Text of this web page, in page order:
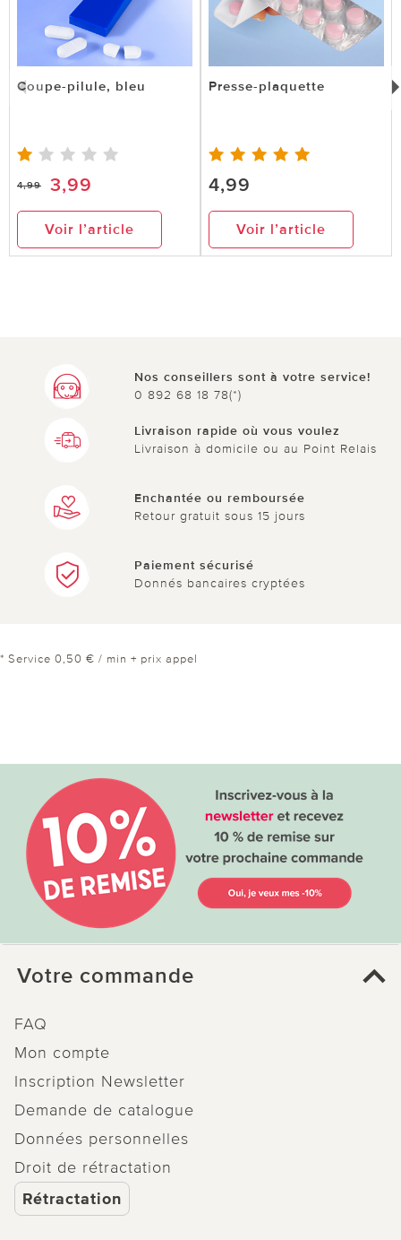
Coupe-pilule, bleu
4,99 3,99
Voir l’article
Presse-plaquette
4,99
Voir l’article
Nos conseillers sont à votre service!
0 892 68 18 78(*)
Livraison rapide où vous voulez
Livraison à domicile ou au Point Relais
Enchantée ou remboursée
Retour gratuit sous 15 jours
Paiement sécurisé
Donnés bancaires cryptées
* Service 0,50 € / min + prix appel
Votre commande
FAQ
Mon compte
Inscription Newsletter
Demande de catalogue
Données personnelles
Droit de rétractation
Rétractation